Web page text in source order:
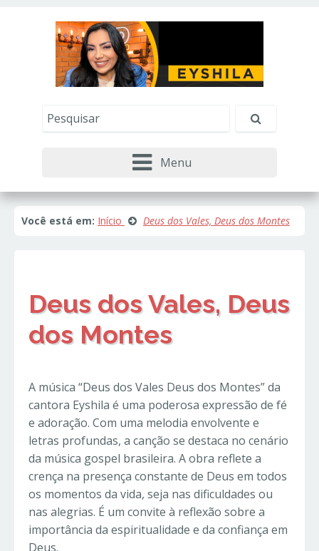
Menu
Você está em: Início Deus dos Vales, Deus dos Montes
Deus dos Vales, Deus
dos Montes
A música “Deus dos Vales Deus dos Montes” da
cantora Eyshila é uma poderosa expressão de fé
e adoração. Com uma melodia envolvente e
letras profundas, a canção se destaca no cenário
da música gospel brasileira. A obra reflete a
crença na presença constante de Deus em todos
os momentos da vida, seja nas dificuldades ou
nas alegrias. É um convite à reflexão sobre a
importância da espiritualidade e da confiança em
Deus.
para lembrar e entender como você usa nosso
site, analisar seu uso de nossos produtos e
serviços, ajudar com nossos esforços de
marketing e fornecer conteúdo de terceiros. Leia
Política de Cookies e Privacidade.